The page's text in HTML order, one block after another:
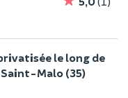
le long de
Saint-Malo (35)